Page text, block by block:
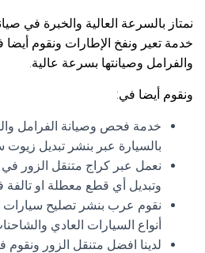
نمتاز بالسرعة العالية والخبرة في
خدمة تعير ونفخ الإطارات ونقوم
والفرامل وصيانتها بسرعة عالية.
ونقوم أيضا في:
خدمة فحص وصيانة الفرامل
بالسيارة عبر بنشر تبديل زيوت
نعمل عبر كراج متنقل الزور
وتبديل أي قطع معطلة او
نقوم عرب بنشر تصليح سيارات
أنواع السيارات العادي
لدينا افضل متنقل الزور